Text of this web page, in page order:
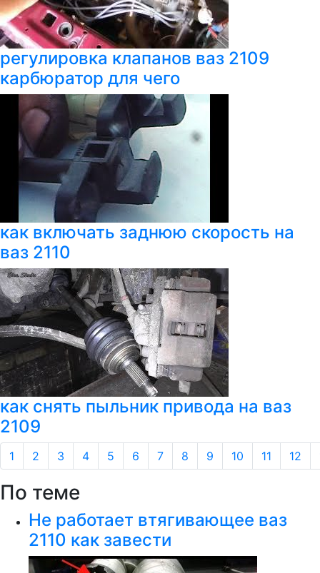
регулировка клапанов ваз 2109
карбюратор для чего
как включать заднюю скорость на
ваз 2110
как снять пыльник привода на ваз
2109
1 2 3 4 5 6 7 8 9 10 11 12
По теме
Не работает втягивающее ваз
2110 как завести